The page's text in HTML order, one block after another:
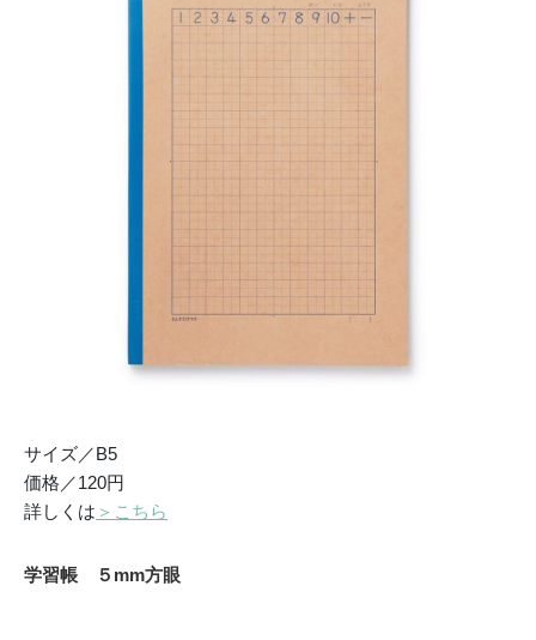
サイズ／B5
価格／120円
詳しくは ＞こちら
学習帳 ５mm方眼